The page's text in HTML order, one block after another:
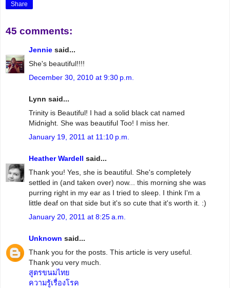
Share
45 comments:
Jennie said...
She's beautiful!!!!
December 30, 2010 at 9:30 p.m.
Lynn said...
Trinity is Beautiful! I had a solid black cat named
Midnight. She was beautiful Too! I miss her.
January 19, 2011 at 11:10 p.m.
Heather Wardell said...
Thank you! Yes, she is beautiful. She's completely
settled in (and taken over) now... this morning she was
purring right in my ear as I tried to sleep. I think I'm a
little deaf on that side but it's so cute that it's worth it. :)
January 20, 2011 at 8:25 a.m.
Unknown said...
Thank you for the posts. This article is very useful.
Thank you very much.
สูตรขนมไทย
ความรู้เรื่องโรค